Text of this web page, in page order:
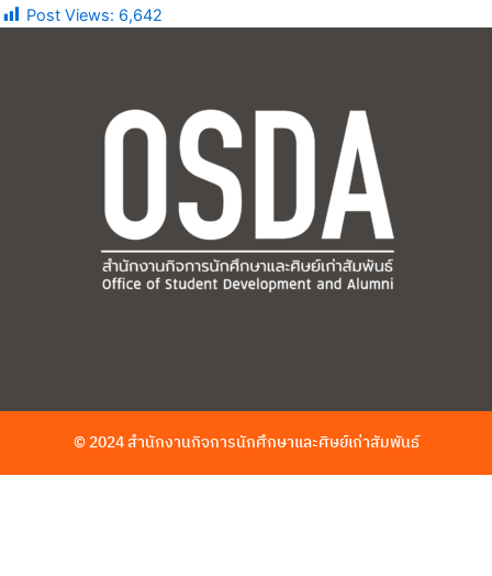
Post Views: 6,642
© 2024 สำนักงานกิจการนักศึกษาและศิษย์เก่าสัมพันธ์